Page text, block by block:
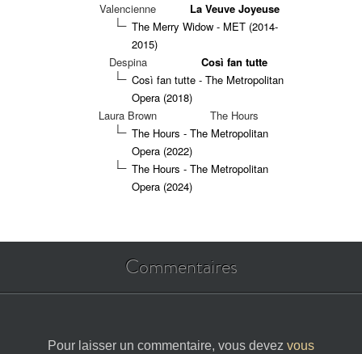
Valencienne
La Veuve Joyeuse
The Merry Widow - MET (2014-
2015)
Despina
Così fan tutte
Così fan tutte - The Metropolitan
Opera (2018)
Laura Brown
The Hours
The Hours - The Metropolitan
Opera (2022)
The Hours - The Metropolitan
Opera (2024)
Commentaires
Pour laisser un commentaire, vous devez vous